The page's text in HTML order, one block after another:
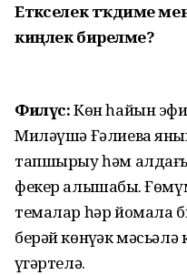
Етәкселек тәҡдиме
киңлек биреләме?
Филүс:Көн һайын
Миләүшә Ғәлиева
тапшырыу һәм
фекер алышабыҙ.
темалар һәр йомала
берәй көнүҙәк
үҙгәртелә.